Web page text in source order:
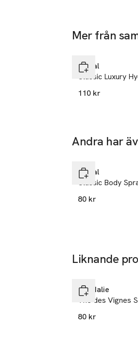
Mer från
Fenjal
Classic Luxury
110 kr
Andra har
Fenjal
Classic Body
80 kr
Liknande
Caudalie
Thé des Vignes
80 kr